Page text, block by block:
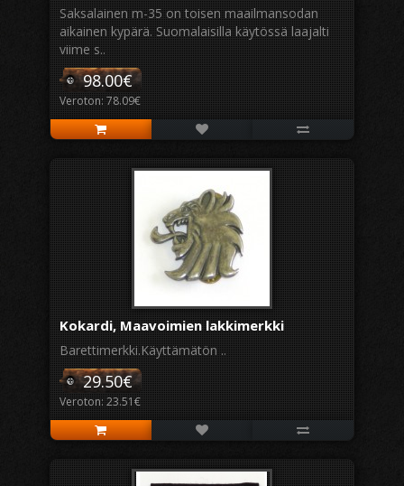
Saksalainen m-35 on toisen maailmansodan
aikainen kypärä. Suomalaisilla käytössä laajalti
viime s..
98.00€
Veroton: 78.09€
Kokardi, Maavoimien lakkimerkki
Barettimerkki.Käyttämätön ..
29.50€
Veroton: 23.51€